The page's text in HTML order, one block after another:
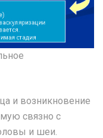
и возникновение
связно с
и шеи.